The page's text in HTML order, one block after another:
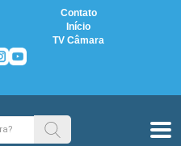
Contato
Início
TV Câmara